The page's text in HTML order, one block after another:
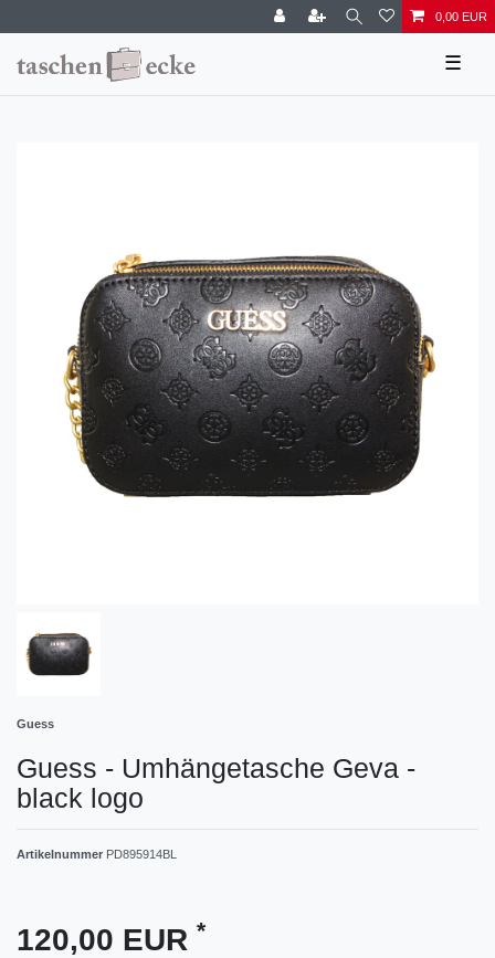
0,00 EUR
☰
Guess
Guess - Umhängetasche Geva -
black logo
Artikelnummer PD895914BL
120,00 EUR *